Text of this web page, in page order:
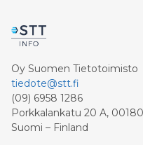
Oy Suomen Tietotoimisto
tiedote@stt.fi
(09) 6958 1286
Porkkalankatu 20 A,
Suomi – Finland